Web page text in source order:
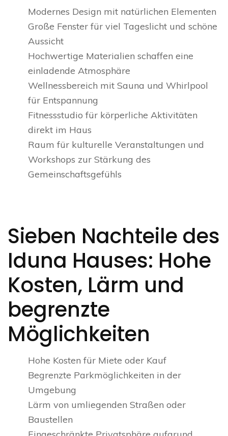
Modernes Design mit natürlichen Elementen
Große Fenster für viel Tageslicht und schöne
Aussicht
Hochwertige Materialien schaffen eine
einladende Atmosphäre
Wellnessbereich mit Sauna und Whirlpool
für Entspannung
Fitnessstudio für körperliche Aktivitäten
direkt im Haus
Raum für kulturelle Veranstaltungen und
Workshops zur Stärkung des
Gemeinschaftsgefühls
Sieben Nachteile des
Iduna Hauses: Hohe
Kosten, Lärm und
begrenzte
Möglichkeiten
Hohe Kosten für Miete oder Kauf
Begrenzte Parkmöglichkeiten in der
Umgebung
Lärm von umliegenden Straßen oder
Baustellen